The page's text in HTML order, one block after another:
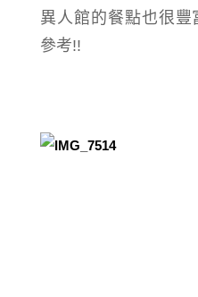
異人館的餐點也很豐
參考!!